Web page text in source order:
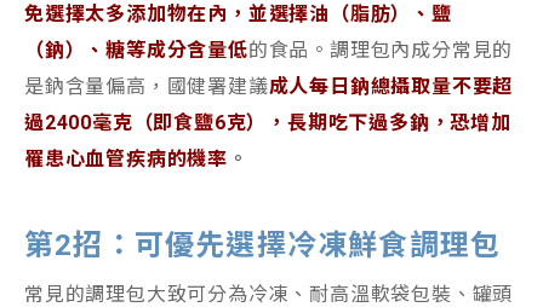
免選擇太多添加物在內，並選擇油（脂肪）、鹽
（鈉）、糖等成分含量低的食品。調理包內成分常見的
是鈉含量偏高，國健署建議成人每日鈉總攝取量不要超
過2400毫克（即食鹽6克），長期吃下過多鈉，恐增加
罹患心血管疾病的機率 。
第2招 ：可優先選擇冷凍鮮食調理包
常見的調理包大致可分為冷凍、耐高溫軟袋包裝、罐頭